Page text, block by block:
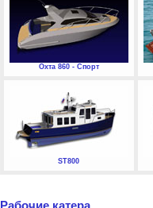
Охта 860 - Спорт
ST800
Рабочие катера